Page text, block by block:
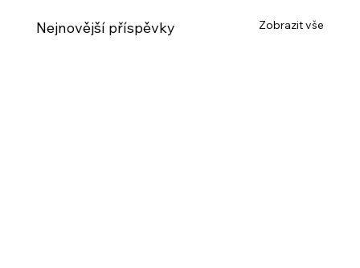
Nejnovější příspěvky Zobrazit vše